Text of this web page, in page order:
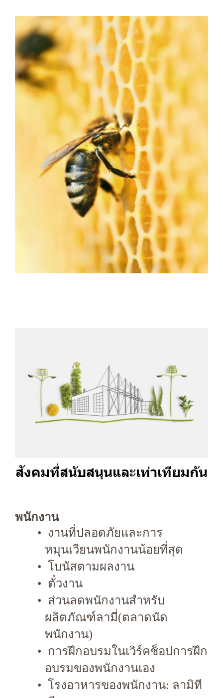
สังคมที่สนับสนุนและเท่าเทียมกัน
พนักงาน
งานที่ปลอดภัยและการ
หมุนเวียนพนักงานน้อยที่สุด
โบนัสตามผลงาน
ตั๋วงาน
ส่วนลดพนักงานสำหรับ
ผลิตภัณฑ์ลามี่(ตลาดนัด
พนักงาน)
การฝึกอบรมในเวิร์คช็อปการฝึก
อบรมของพนักงานเอง
โรงอาหารของพนักงาน: ลามิที